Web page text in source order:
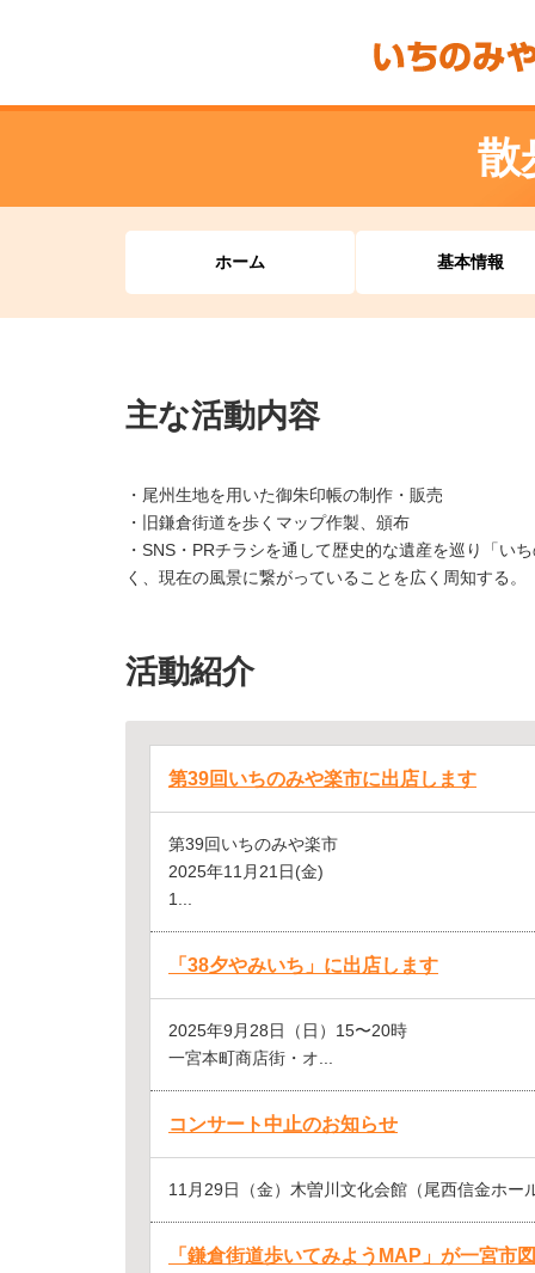
散
ホーム 基本情報
主な活動内容
・尾州生地を用いた御朱印帳の制作・販売
・旧鎌倉街道を歩くマップ作製、頒布
・SNS・PRチラシを通して歴史的な遺産を巡り「い
く、現在の風景に繋がっていることを広く周知する。
活動紹介
第39回いちのみや楽市に出店します
第39回いちのみや楽市
2025年11月21日(金)
1...
「38夕やみいち」に出店します
2025年9月28日（日）15〜20時
一宮本町商店街・オ...
コンサート中止のお知らせ
11月29日（金）木曽川文化会館（尾西信金ホー
「鎌倉街道歩いてみようMAP」が一宮市